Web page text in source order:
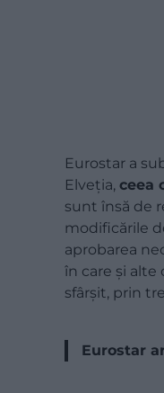
Eurostar a
Elveția, ceea
sunt însă de
modificările
aprobarea
în care și alte
sfârșit, prin
Eurostar